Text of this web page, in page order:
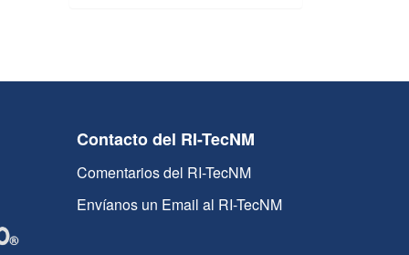
Contacto del RI-TecNM
Comentarios del RI-TecNM
Envíanos un Email al RI-TecNM